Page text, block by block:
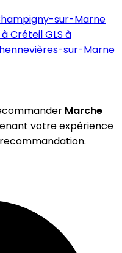
sur-Marne
à CréteilGLS à
sur-Marne
Marche
votre expérience